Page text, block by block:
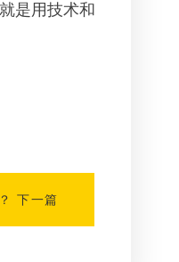
是用技术和
下一篇